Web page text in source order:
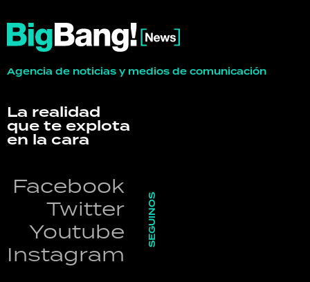
Agencia de noticias y medios de comunicación
La realidad
que te explota
en la cara
Facebook
Twitter
Youtube
Instagram
SEGUINOS